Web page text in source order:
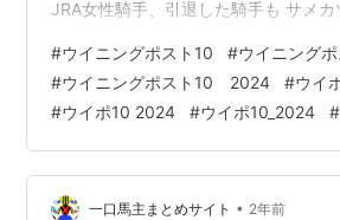
JRA女性騎手、引退した騎手も サメカ
実名騎手追加はいいですね 地方騎手も
ようにしてほしい 田口貫太くんは出な
に実名騎手増えてきたな これは買い
Winning Post 10 2024 プレミアムボ
モゲームス Am…
#ウイニングポスト10 #ウイニング
#ウイニングポスト10 2024 #ウイ
#ウイポ10 2024 #ウイポ10_2024 #
一口馬主まとめサイト • 2年前